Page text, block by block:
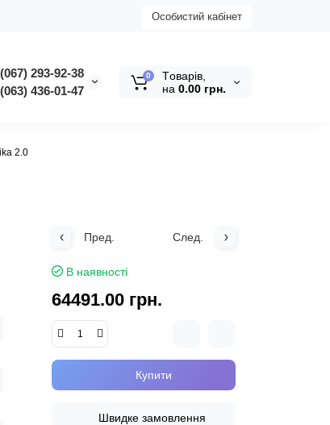
Особистий кабінет
293-92-38
436-01-47
0
Tоварів,
на 0.00 грн.
2.0
Пред. След.
В наявності
64491.00 грн.
Купити
Швидке замовлення